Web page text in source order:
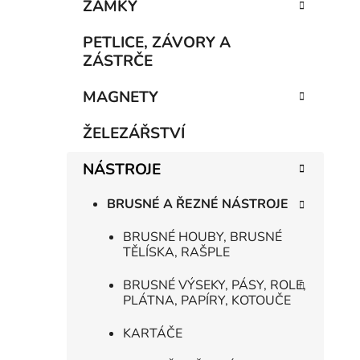
ZÁMKY
PETLICE, ZÁVORY A
ZÁSTRČE
MAGNETY
ŽELEZÁŘSTVÍ
NÁSTROJE
BRUSNÉ A ŘEZNÉ NÁSTROJE
BRUSNÉ HOUBY, BRUSNÉ
TĚLÍSKA, RAŠPLE
BRUSNÉ VÝSEKY, PÁSY, ROLE,
PLÁTNA, PAPÍRY, KOTOUČE
KARTÁČE